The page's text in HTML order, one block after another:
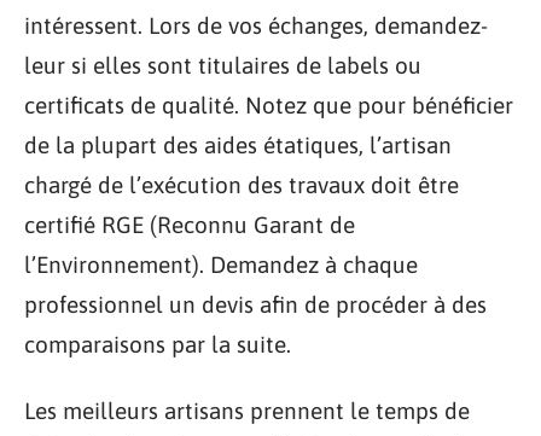
intéressent. Lors de vos échanges, demandez-
leur si elles sont titulaires de labels ou
certificats de qualité. Notez que pour bénéficier
de la plupart des aides étatiques, l’artisan
chargé de l’exécution des travaux doit être
certifié RGE (Reconnu Garant de
l’Environnement). Demandez à chaque
professionnel un devis afin de procéder à des
comparaisons par la suite.
Les meilleurs artisans prennent le temps de